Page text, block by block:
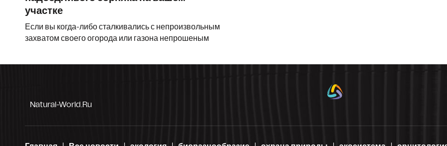
участке
Если вы когда-либо сталкивались с непроизвольным
захватом своего огорода или газона непрошеным
Natural-World.ru